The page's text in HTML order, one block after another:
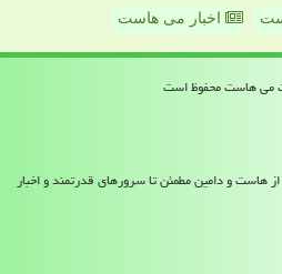
اخبار می هاست
هاست و دامین مطمئن تا سرورهای قدرتمند و اخبار